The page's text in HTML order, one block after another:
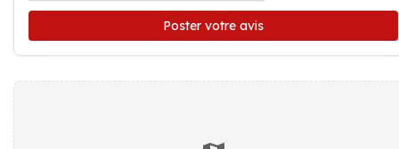
Poster votre avis